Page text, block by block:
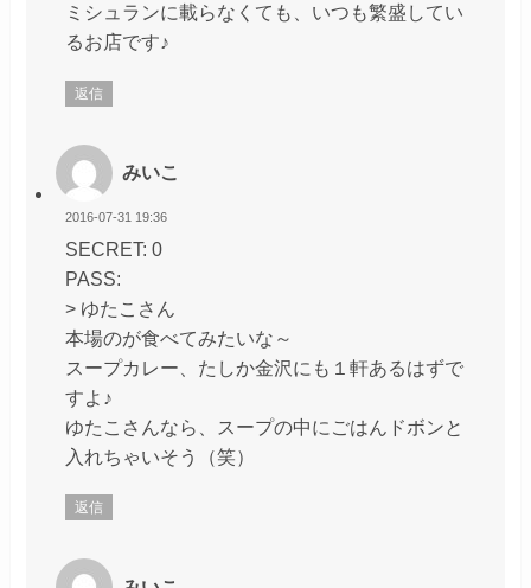
ミシュランに載らなくても、いつも繁盛してい
るお店です♪
返信
みいこ
2016-07-31 19:36
SECRET: 0
PASS:
> ゆたこさん
本場のが食べてみたいな～
スープカレー、たしか金沢にも１軒あるはずで
すよ♪
ゆたこさんなら、スープの中にごはんドボンと
入れちゃいそう（笑）
返信